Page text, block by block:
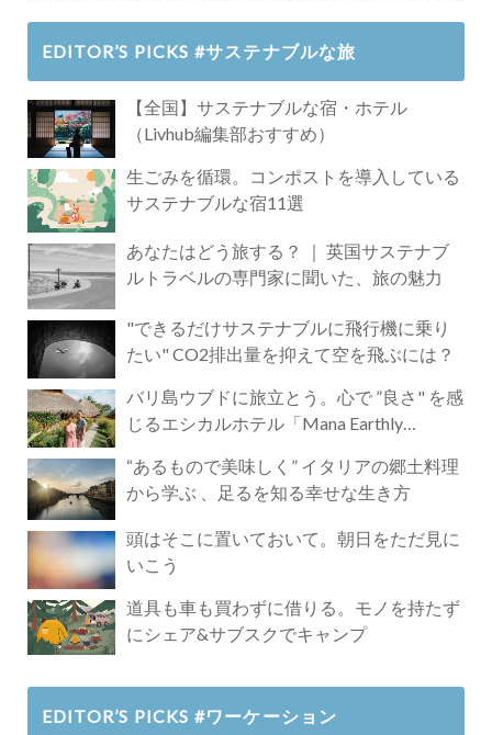
EDITOR’S PICKS #サステナブルな旅
【全国】サステナブルな宿・ホテル
（Livhub編集部おすすめ）
生ごみを循環。コンポストを導入している
サステナブルな宿11選
あなたはどう旅する？ ｜ 英国サステナブ
ルトラベルの専門家に聞いた、旅の魅力
"できるだけサステナブルに飛行機に乗り
たい" CO2排出量を抑えて空を飛ぶには？
バリ島ウブドに旅立とう。心で ”良さ" を感
じるエシカルホテル「Mana Earthly
“あるもので美味しく” イタリアの郷土料理
から学ぶ 、足るを知る幸せな生き方
頭はそこに置いておいて。朝日をただ見に
いこう
道具も車も買わずに借りる。モノを持たず
にシェア&サブスクでキャンプ
EDITOR’S PICKS #ワーケーション